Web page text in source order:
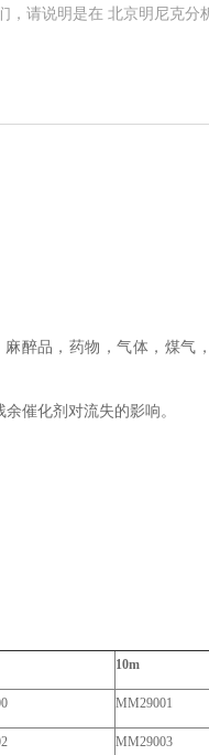
，请说明是在 北京明尼克
醉品，药物，气体，煤气
催化剂对流失的影响。
10m
MM29001
MM29003